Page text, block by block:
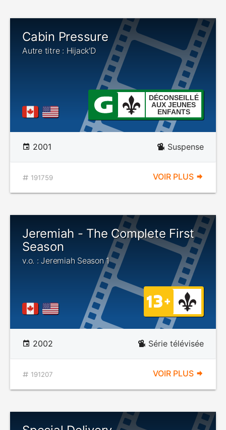
Cabin Pressure
Autre titre : Hijack'D
DÉCONSEILLÉ
AUX JEUNES
ENFANTS
2001 Suspense
191759 VOIR PLUS
Jeremiah - The Complete First
Season
v.o. : Jeremiah Season 1
2002 Série télévisée
191207 VOIR PLUS